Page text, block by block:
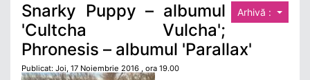
Arhivă :
Snarky Puppy – albumul
'Cultcha Vulcha';
Phronesis – albumul 'Parallax'
Publicat: Joi, 17 Noiembrie 2016 , ora 19.00